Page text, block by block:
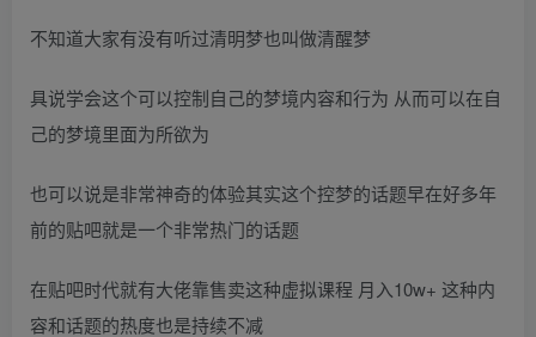
不知道大家有没有听过清明梦也叫做清醒梦
具说学会这个可以控制自己的梦境内容和行为 从而可以在自
己的梦境里面为所欲为
也可以说是非常神奇的体验其实这个控梦的话题早在好多年
前的贴吧就是一个非常热门的话题
在贴吧时代就有大佬靠售卖这种虚拟课程 月入10w+ 这种内
容和话题的热度也是持续不减